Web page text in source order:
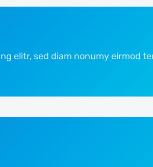
elitr, sed diam nonumy eirmod